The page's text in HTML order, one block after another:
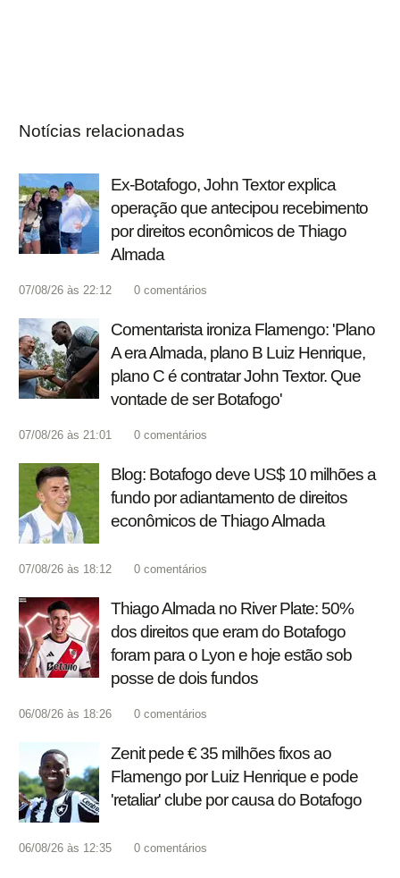
Notícias relacionadas
Ex-Botafogo, John Textor explica
operação que antecipou recebimento
por direitos econômicos de Thiago
Almada
07/08/26 às 22:12 0 comentários
Comentarista ironiza Flamengo: 'Plano
A era Almada, plano B Luiz Henrique,
plano C é contratar John Textor. Que
vontade de ser Botafogo'
07/08/26 às 21:01 0 comentários
Blog: Botafogo deve US$ 10 milhões a
fundo por adiantamento de direitos
econômicos de Thiago Almada
07/08/26 às 18:12 0 comentários
Thiago Almada no River Plate: 50%
dos direitos que eram do Botafogo
foram para o Lyon e hoje estão sob
posse de dois fundos
06/08/26 às 18:26 0 comentários
Zenit pede € 35 milhões fixos ao
Flamengo por Luiz Henrique e pode
'retaliar' clube por causa do Botafogo
06/08/26 às 12:35 0 comentários